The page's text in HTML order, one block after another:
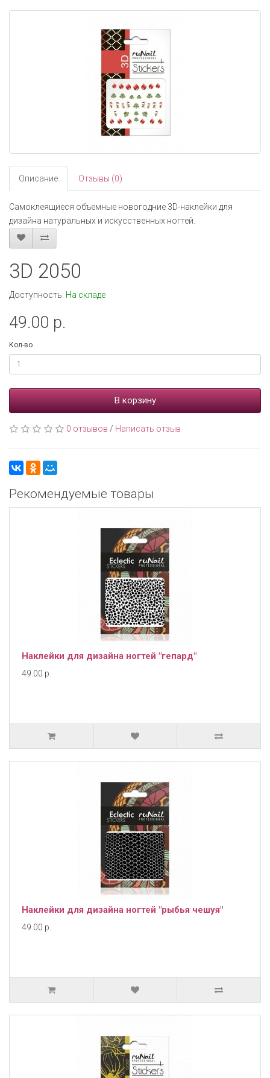
Описание Отзывы (0)
Самоклеящиеся объемные новогодние 3D-наклейки для
дизайна натуральных и искусственных ногтей.
3D 2050
Доступность: На складе
49.00 р.
Кол-во
В корзину
0 отзывов / Написать отзыв
Рекомендуемые товары
Наклейки для дизайна ногтей "гепард"
49.00 р.
Наклейки для дизайна ногтей "рыбья чешуя"
49.00 р.